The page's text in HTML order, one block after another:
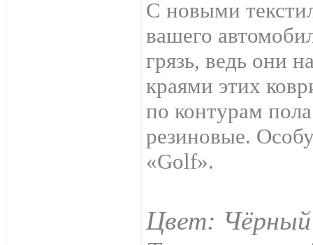
С новыми
вашего
грязь, ведь они
краями этих
по контурам
резиновые.
«Golf».
Цвет: